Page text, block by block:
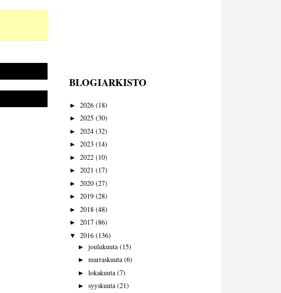
BLOGIARKISTO
► 2026 (18)
► 2025 (30)
► 2024 (32)
► 2023 (14)
► 2022 (10)
► 2021 (17)
► 2020 (27)
► 2019 (28)
► 2018 (48)
► 2017 (86)
▼ 2016 (136)
► joulukuuta (15)
► marraskuuta (6)
► lokakuuta (7)
► syyskuuta (21)